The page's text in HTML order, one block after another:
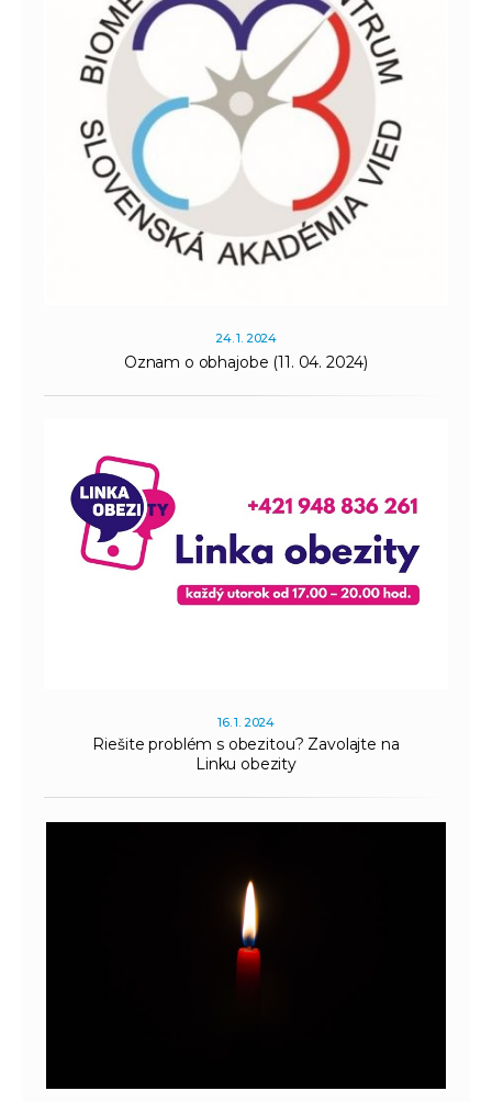
24. 1. 2024
Oznam o obhajobe (11. 04. 2024)
16. 1. 2024
Riešite problém s obezitou? Zavolajte na
Linku obezity